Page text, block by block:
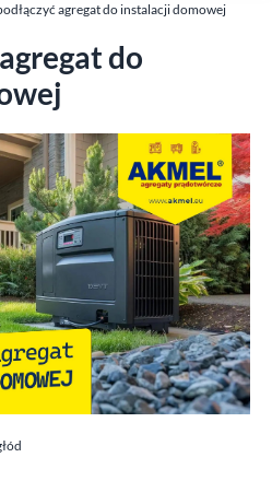
agregat do instalacji domowej
do